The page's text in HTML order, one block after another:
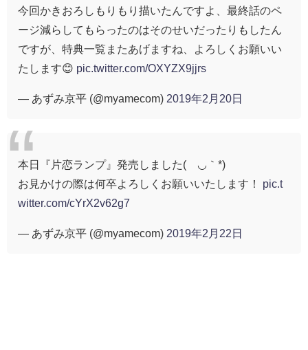
今回かきおろしもりもり描いたんですよ、最終話のペ
ージ減らしてもらったのはそのせいだったりもしたん
ですが、特典一覧またあげますね、よろしくお願いい
たします😊 pic.twitter.com/OXYZX9jjrs
— あずみ京平 (@myamecom) 2019年2月20日
本日『片恋ランプ』発売しました(´◡｀*)
お見かけの際は何卒よろしくお願いいたします！ pic.t
witter.com/cYrX2v62g7
— あずみ京平 (@myamecom) 2019年2月22日